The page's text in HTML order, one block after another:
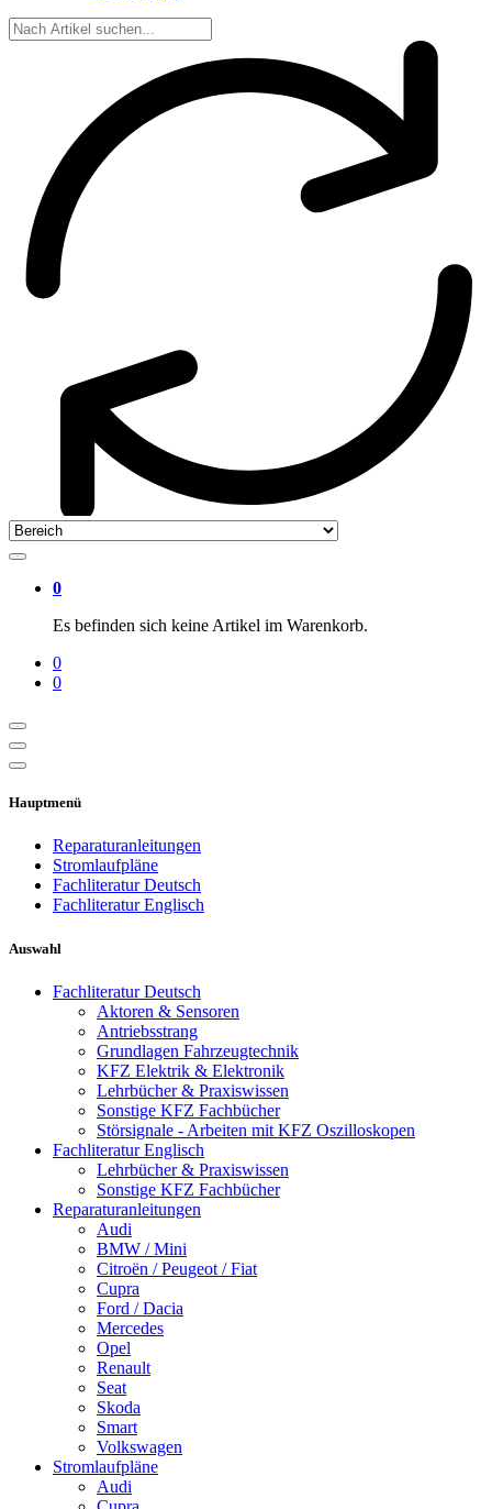
0
Es befinden sich keine Artikel im Warenkorb.
0
0
Hauptmenü
Reparaturanleitungen
Stromlaufpläne
Fachliteratur Deutsch
Fachliteratur Englisch
Auswahl
Fachliteratur Deutsch
Aktoren & Sensoren
Antriebsstrang
Grundlagen Fahrzeugtechnik
KFZ Elektrik & Elektronik
Lehrbücher & Praxiswissen
Sonstige KFZ Fachbücher
Störsignale - Arbeiten mit KFZ Oszilloskopen
Fachliteratur Englisch
Lehrbücher & Praxiswissen
Sonstige KFZ Fachbücher
Reparaturanleitungen
Audi
BMW / Mini
Citroën / Peugeot / Fiat
Cupra
Ford / Dacia
Mercedes
Opel
Renault
Seat
Skoda
Smart
Volkswagen
Stromlaufpläne
Audi